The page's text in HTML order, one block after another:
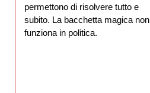
permettono di risolvere tutto e
subito. La bacchetta magica non
funziona in politica.